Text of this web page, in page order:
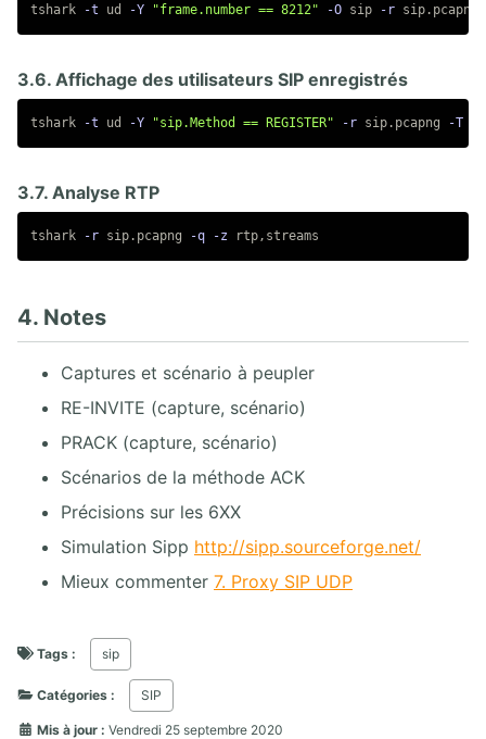
tshark -t ud -Y "frame.number == 8212" -O sip -r
3.6. Affichage des utilisateurs SIP enregistrés
tshark -t ud -Y "sip.Method == REGISTER" -r sip.pcapng -T
3.7. Analyse RTP
tshark -r sip.pcapng -q -z
4. Notes
Captures et scénario à peupler
RE-INVITE (capture, scénario)
PRACK (capture, scénario)
Scénarios de la méthode ACK
Précisions sur les 6XX
Simulation Sipp http://sipp.sourceforge.net/
Mieux commenter 7. Proxy SIP UDP
Tags : sip
Catégories : SIP
Mis à jour : Vendredi 25 septembre 2020